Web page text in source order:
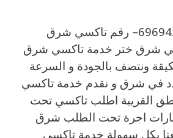
تاكسي شرق 69694241– رقم تاكسي شرق
شرق ختر خدمة تاكسي شرق
ونتصف بالجودة و السرعة
في شرق و نقدم خدمة تاكسي
القريبة اطلب تاكسي تحت
اجرة تحت الطلب شرق
بكل سهولة خدمة تاكسي